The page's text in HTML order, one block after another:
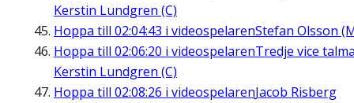
Kerstin Lundgren (C)
Hoppa till 02:04:43 i videospelarenStefan Olsson
Hoppa till 02:06:20 i videospelarenTredje vice
Kerstin Lundgren (C)
Hoppa till 02:08:26 i videospelarenJacob Risberg